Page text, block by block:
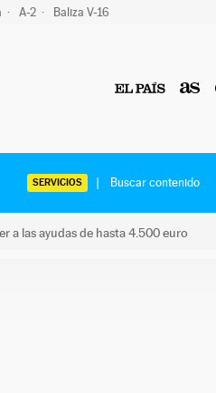
A-2 Baliza V-16
SERVICIOS
a las ayudas de hasta 4.500 euro